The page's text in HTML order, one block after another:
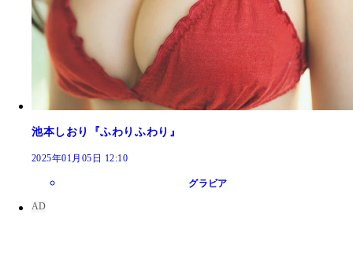
池本しおり『ふわりふわり』
2025年01月05日 12:10
グラビア